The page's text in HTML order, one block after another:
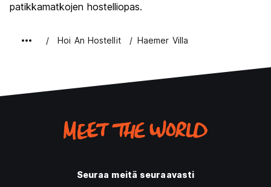
patikkamatkojen hostelliopas.
Hoi An Hostellit Haemer Villa
Seuraa meitä seuraavasti